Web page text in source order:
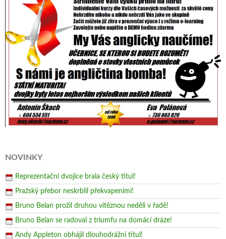
NOVINKY
Reprezentační dvojice brala český titul!
Pražský přebor neskrblil překvapeními!
Bruno Belan prožil druhou vítěznou neděli v řadě!
Bruno Belan se radoval z triumfu na domácí dráze!
Andy Appleton obhájil dlouhodrážní titul!